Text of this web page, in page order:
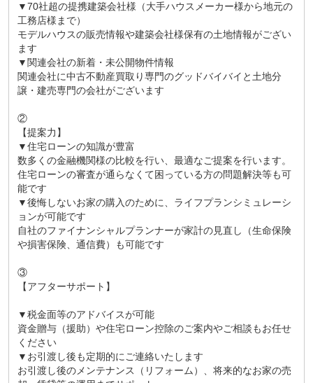
▼70社超の提携建築会社様（大手ハウスメーカー様から地元の
工務店様まで）
モデルハウスの販売情報や建築会社様保有の土地情報がござい
ます
▼関連会社の新着・未公開物件情報
関連会社に中古不動産買取り専門のグッドバイバイと土地分
譲・建売専門の会社がございます
②
【提案力】
▼住宅ローンの知識が豊富
数多くの金融機関様の比較を行い、最適なご提案を行います。
住宅ローンの審査が通らなくて困っている方の問題解決等も可
能です
▼後悔しないお家の購入のために、ライフプランシミュレーシ
ョンが可能です
自社のファイナンシャルプランナーが家計の見直し（生命保険
や損害保険、通信費）も可能です
③
【アフターサポート】
▼税金面等のアドバイスが可能
資金贈与（援助）や住宅ローン控除のご案内やご相談もお任せ
ください
▼お引渡し後も定期的にご連絡いたします
お引渡し後のメンテナンス（リフォーム）、将来的なお家の売